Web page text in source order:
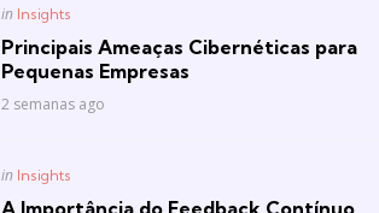
Posted
in Insights
Principais Ameaças Cibernéticas para
Pequenas Empresas
2 semanas ago
Posted
in Insights
A Importância do Feedback Contínuo